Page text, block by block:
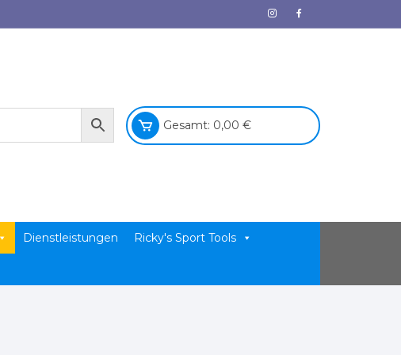
Gesamt: 0,00 €
Dienstleistungen Ricky's Sport Tools